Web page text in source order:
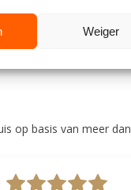
Weiger
op basis van meer dan